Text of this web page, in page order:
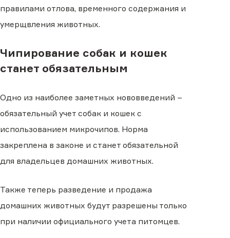
правилами отлова, временного содержания и
умерщвления животных.
Чипирование собак и кошек
станет обязательным
Одно из наиболее заметных нововведений −
обязательный учет собак и кошек с
использованием микрочипов. Норма
закреплена в законе и станет обязательной
для владельцев домашних животных.
Также теперь разведение и продажа
домашних животных будут разрешены только
при наличии официального учета питомцев.